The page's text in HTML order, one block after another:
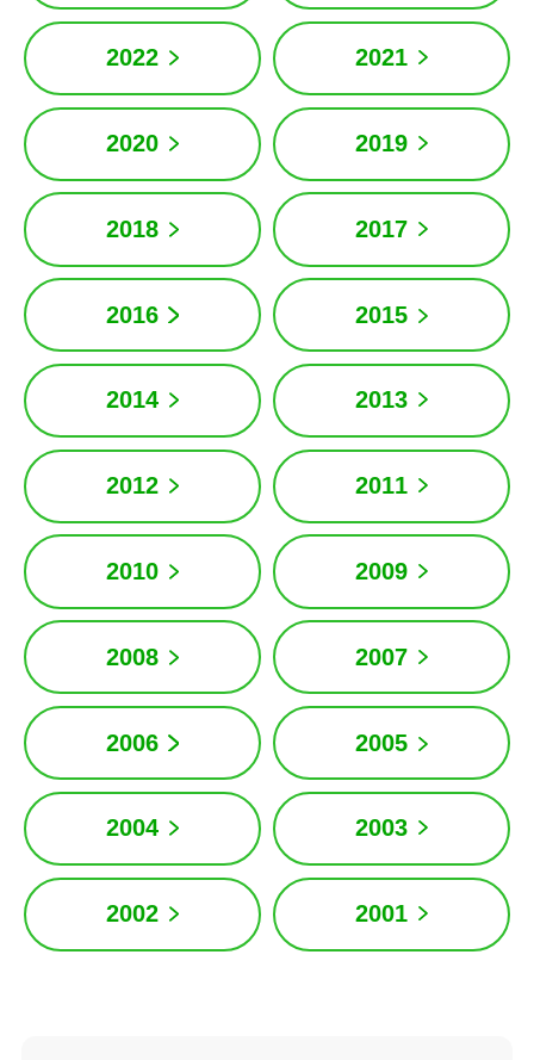
2022 2021
2020 2019
2018 2017
2016 2015
2014 2013
2012 2011
2010 2009
2008 2007
2006 2005
2004 2003
2002 2001